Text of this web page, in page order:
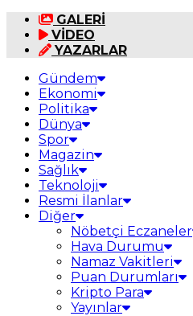
GALERİ
VİDEO
YAZARLAR
Gündem
Ekonomi
Politika
Dünya
Spor
Magazin
Sağlık
Teknoloji
Resmi İlanlar
Diğer
Nöbetçi Eczaneler
Hava Durumu
Namaz Vakitleri
Puan Durumları
Kripto Para
Yayınlar